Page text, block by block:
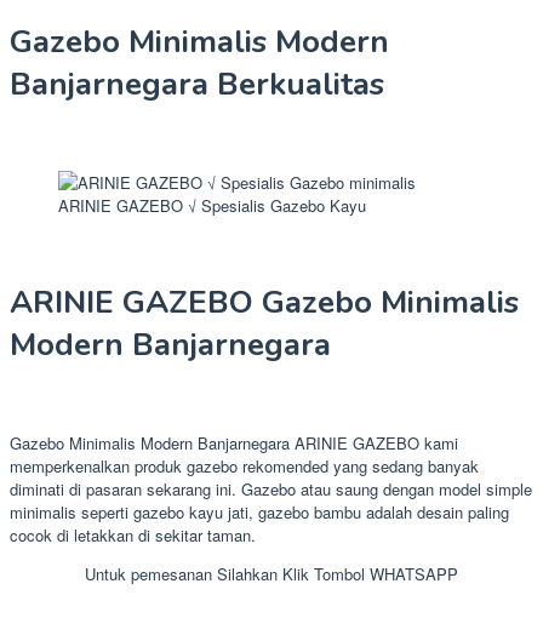
Gazebo Minimalis Modern
Banjarnegara Berkualitas
ARINIE GAZEBO √ Spesialis Gazebo Kayu
ARINIE GAZEBO Gazebo Minimalis
Modern Banjarnegara
Gazebo Minimalis Modern Banjarnegara ARINIE GAZEBO kami
memperkenalkan produk gazebo rekomended yang sedang banyak
diminati di pasaran sekarang ini. Gazebo atau saung dengan model simple
minimalis seperti gazebo kayu jati, gazebo bambu adalah desain paling
cocok di letakkan di sekitar taman.
Untuk pemesanan Silahkan Klik Tombol WHATSAPP